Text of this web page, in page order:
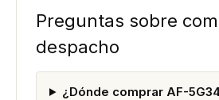
Preguntas sobre
despacho
¿Dónde comprar AF-